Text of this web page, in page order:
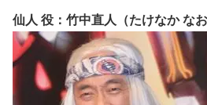
仙人 役：竹中直人（たけなか なお